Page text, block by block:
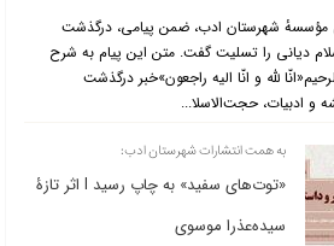
مؤسسهٔ شهرستان ادب، ضمن پیامی، درگذشت
دیانی را تسلیت گفت. متن این پیام به شرح
لله و انّا الیه راجعون»خبر درگذشت
و ادبیات، حجت‌الاسلا...
به همت انتشارات شهرستان ادب:
«توت‌های سفید» به چاپ رسید l اثر تازۀ
سیده‌عذرا موسوی